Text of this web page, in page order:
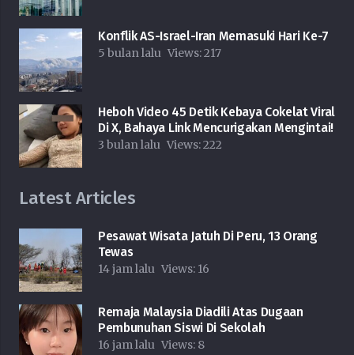
Konflik AS-Israel-Iran Memasuki Hari Ke-7
5 bulan lalu Views:217
Heboh Video 45 Detik Kebaya Cokelat Viral
Di X, Bahaya Link Mencurigakan Mengintai!
3 bulan lalu Views:222
Latest Articles
Pesawat Wisata Jatuh Di Peru, 13 Orang
Tewas
14 jam lalu Views: 16
Remaja Malaysia Diadili Atas Dugaan
Pembunuhan Siswi Di Sekolah
16 jam lalu Views: 8